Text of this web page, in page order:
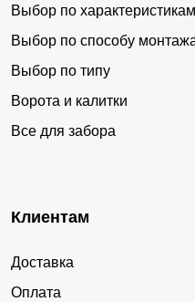
Выбор по характеристикам
Выбор по способу
Выбор по типу
Ворота и калитки
Все для забора
Клиентам
Доставка
Оплата